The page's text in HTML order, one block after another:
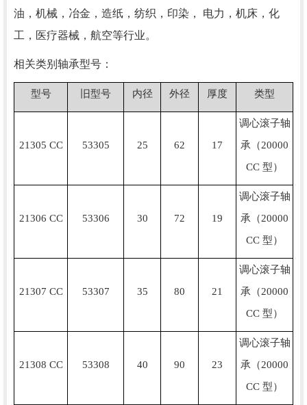
油，机械，冶金，造纸，纺织，印染， 电力，机床，化
工，医疗器械，航空等行业。
相关类别轴承型号：
型号 旧型号 内径 外径 厚度 类型
21305 CC 53305 25 62 17
调心滚子轴
承（20000
CC 型）
21306 CC 53306 30 72 19
调心滚子轴
承（20000
CC 型）
21307 CC 53307 35 80 21
调心滚子轴
承（20000
CC 型）
21308 CC 53308 40 90 23
调心滚子轴
承（20000
CC 型）